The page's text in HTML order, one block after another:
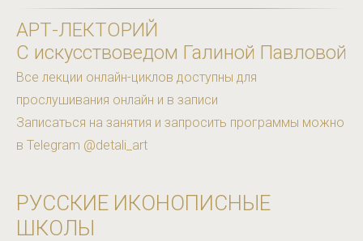
АРТ-ЛЕКТОРИЙ
С искусствоведом Галиной Павловой
Все лекции онлайн-циклов доступны для
прослушивания онлайн и в записи
Записаться на занятия и запросить программы можно
в Telegram @detali_art
РУССКИЕ ИКОНОПИСНЫЕ
ШКОЛЫ